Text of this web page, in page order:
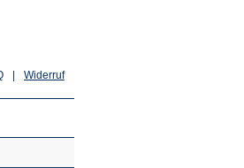
Widerruf